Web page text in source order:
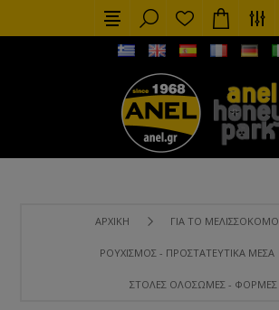
ΑΡΧΙΚΉ ΓΙΑ ΤΟ ΜΕΛΙΣΣΟΚΌΜΟ
ΡΟΥΧΙΣΜΌΣ - ΠΡΟΣΤΑΤΕΥΤΙΚΆ ΜΈΣΑ
ΣΤΟΛΈΣ ΟΛΌΣΩΜΕΣ - ΦΌΡΜΕΣ